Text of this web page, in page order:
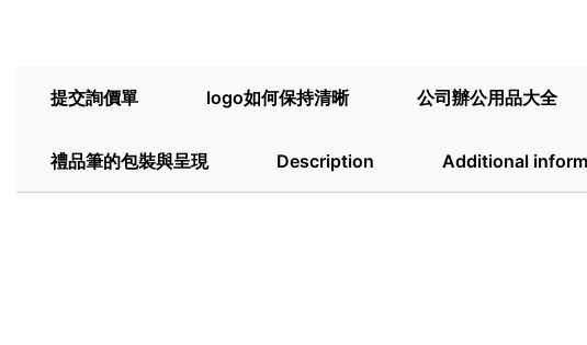
提交詢價單 logo如何保持清晰 公司辦公用品大全
禮品筆的包裝與呈現 Description Additional